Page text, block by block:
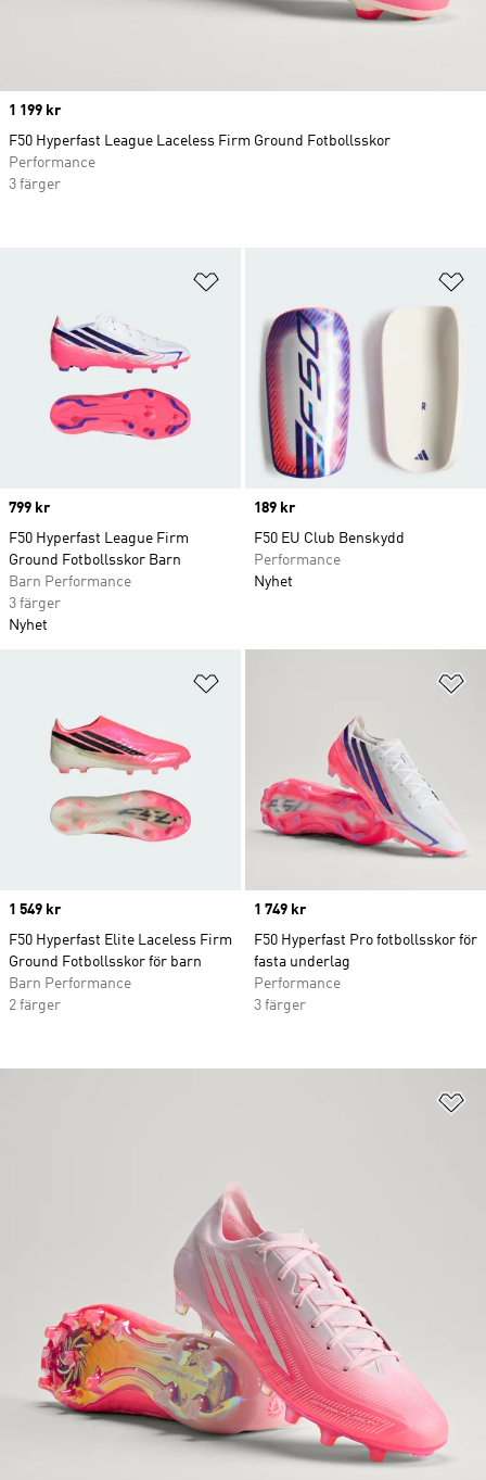
Price
799 kr
F50 Hyperfast League Firm
Ground Fotbollsskor Barn
Barn Performance
3 färger
Nyhet
Price
189 kr
F50 EU Club Benskydd
Performance
Nyhet
Price
1 549 kr
F50 Hyperfast Elite Laceless Firm
Ground Fotbollsskor för barn
Barn Performance
2 färger
Price
1 749 kr
F50 Hyperfast Pro fotbollsskor för
fasta underlag
Performance
3 färger
Price
1 199 kr
F50 Hyperfast League Laceless Firm Ground Fotbollsskor
Performance
3 färger